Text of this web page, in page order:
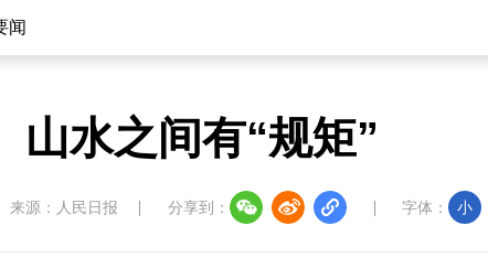
闻
山水之间有“规矩”
来源：人民日报 分享到： 字体： 小